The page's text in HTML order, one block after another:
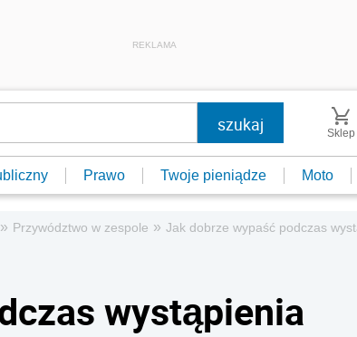
REKLAMA
Sklep
Prawo Twoje pieniądze Moto
» Przywództwo w zespole » Jak dobrze wypaść podczas
wystąpienia